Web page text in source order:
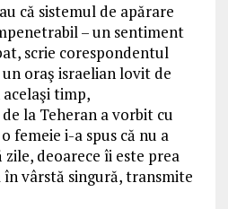
că sistemul de apărare
– un sentiment
scrie corespondentul
oraş israelian lovit de
timp,
la Teheran a vorbit cu
femeie i-a spus că nu a
deoarece îi este prea
în vârstă singură, transmite